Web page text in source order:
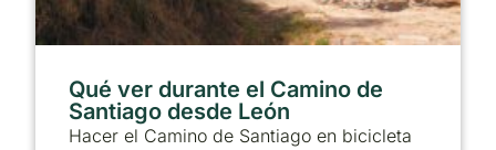
Qué ver durante el Camino de
Santiago desde León
Hacer el Camino de Santiago en bicicleta